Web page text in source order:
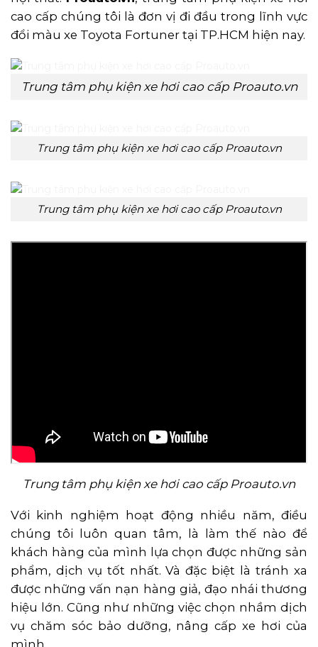
cao cấp chúng tôi là đơn vị đi đầu trong lĩnh vực
đổi màu xe Toyota Fortuner tại TP.HCM hiện nay.
Trung tâm phụ kiện xe hơi cao cấp Proauto.vn
Trung tâm phụ kiện xe hơi cao cấp Proauto.vn
Trung tâm phụ kiện xe hơi cao cấp Proauto.vn
Trung tâm phụ kiện xe hơi cao cấp Proauto.vn
Với kinh nghiệm hoạt động nhiều năm, điều
chúng tôi luôn quan tâm, là làm thế nào để
khách hàng của mình lựa chọn được những sản
phẩm, dịch vụ tốt nhất. Và đặc biệt là tránh xa
được những vấn nạn hàng giả, đạo nhái thương
hiệu lớn. Cũng như những việc chọn nhầm dịch
vụ chăm sóc bảo dưỡng, nâng cấp xe hơi của
mình.